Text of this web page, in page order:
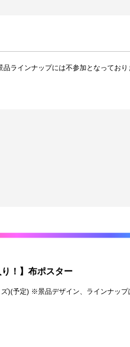
ラインナップには不参加となっており
り！】布ポスター
)(予定) ※景品デザイン、ラインナッ